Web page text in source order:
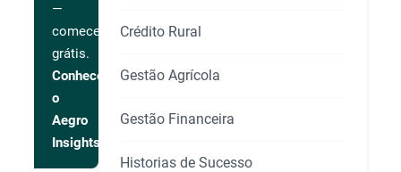
—
comece
grátis.
Conhecer
o
Aegro
Insights
Crédito Rural
Gestão Agrícola
Gestão Financeira
Historias de Sucesso